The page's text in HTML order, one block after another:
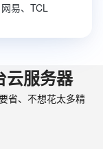
易、TCL
云服务器
省、不想花太多精